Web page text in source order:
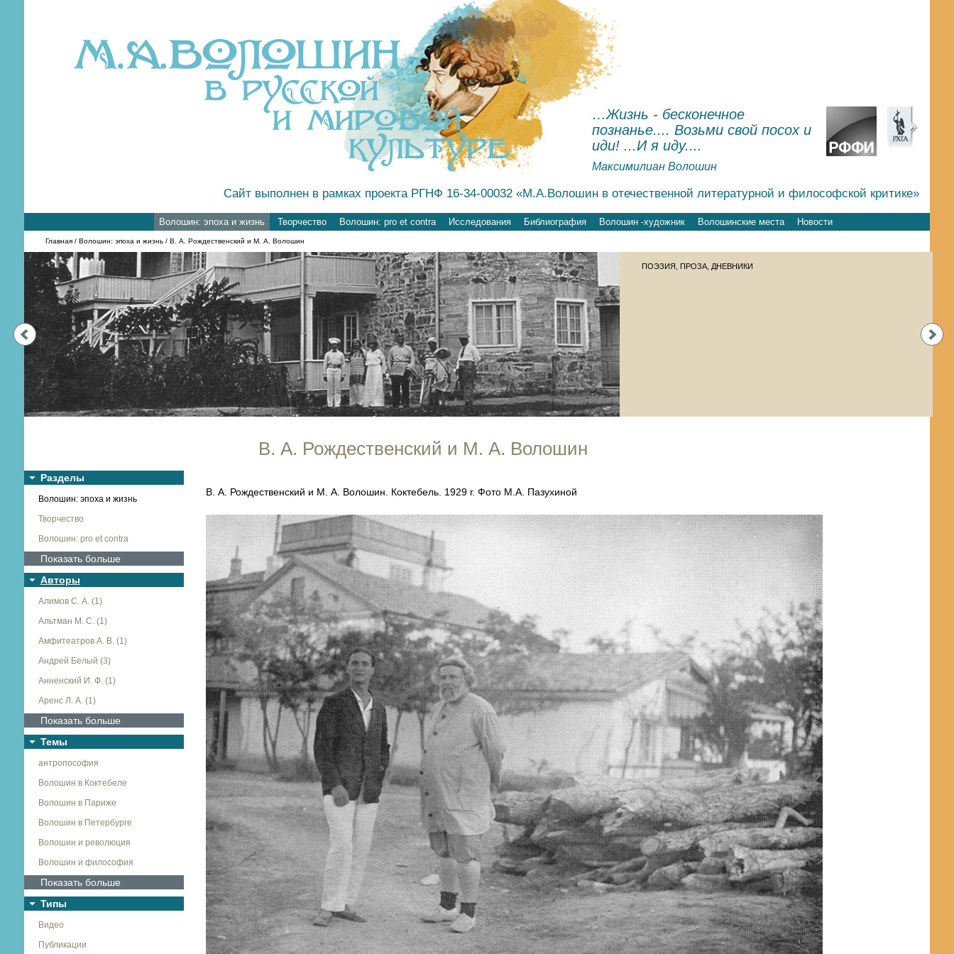
…Жизнь - бесконечное
познанье.... Возьми свой посох и
иди! ...И я иду....
Максимилиан Волошин
Сайт выполнен в рамках проекта РГНФ 16-34-00032 «М.А.Волошин в отечественной литературной и философской критике»
Волошин: эпоха и жизнь Творчество Волошин: pro et contra Исследования Библиография Волошин -художник Волошинские места Новости
Главная/ Волошин: эпоха и жизнь/ В. А. Рождественский и М. А. Волошин
ПОЭЗИЯ, ПРОЗА, ДНЕВНИКИ
Next
В. А. Рождественский и М. А. Волошин
Разделы
Волошин: эпоха и жизнь
Творчество
Волошин: pro et contra
Показать больше
Авторы
Алимов С. А. (1)
Альтман М. С. (1)
Амфитеатров А. В. (1)
Андрей Белый (3)
Анненский И. Ф. (1)
Аренс Л. А. (1)
Показать больше
Темы
антропософия
Волошин в Коктебеле
Волошин в Париже
Волошин в Петербурге
Волошин и революция
Волошин и философия
Показать больше
Типы
Видео
Публикации
В. А. Рождественский и М. А. Волошин. Коктебель. 1929 г. Фото М.А. Пазухиной